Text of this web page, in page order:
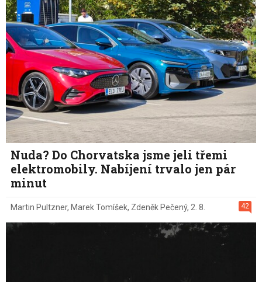
Nuda? Do Chorvatska jsme jeli třemi
elektromobily. Nabíjení trvalo jen pár
minut
42
Martin Pultzner, Marek Tomíšek, Zdeněk Pečený, 2. 8.